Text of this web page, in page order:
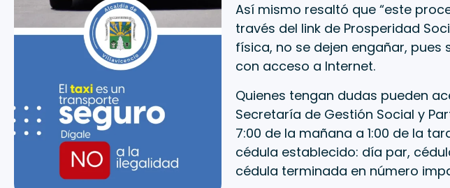
Así mismo resaltó que “este
través del link de Prosperidad
física, no se dejen engañar,
con acceso a Internet.
Quienes tengan dudas pueden
Secretaría de Gestión Social y
7:00 de la mañana a 1:00 de la
cédula establecido: día par,
cédula terminada en número